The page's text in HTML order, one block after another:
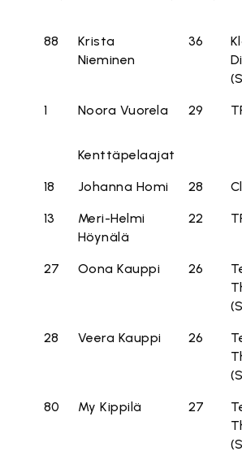
88
Krista
Nieminen
36
1 Noora Vuorela 29
Kenttäpelaajat
18 Johanna Homi 28
13
Meri-Helmi
Höynälä
22
27 Oona Kauppi 26
28 Veera Kauppi 26
80 My Kippilä 27